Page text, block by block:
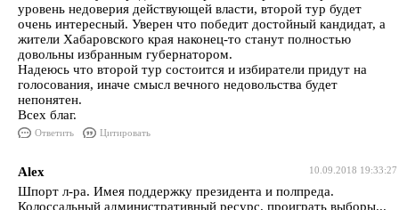
уровень недоверия действующей власти, второй тур будет
очень интересный. Уверен что победит достойный кандидат, а
жители Хабаровского края наконец-то станут полностью
довольны избранным губернатором.
Надеюсь что второй тур состоится и избиратели придут на
голосования, иначе смысл вечного недовольства будет
непонятен.
Всех благ.
Ответить Цитировать
10.09.2018 19:33:27
Alex
Шпорт л-ра. Имея поддержку президента и полпреда.
Колоссальный административный ресурс. проиграть выборы...